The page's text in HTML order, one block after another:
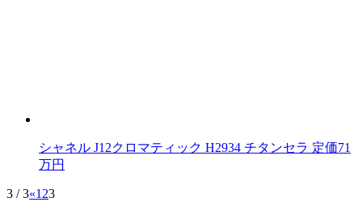
シャネル J12クロマティック H2934 チタンセラ 定価71
万円
3 / 3«123